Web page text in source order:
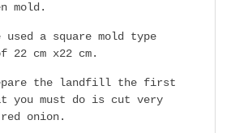
mold.
used a square mold type
cm x22 cm.
the landfill the first
you must do is cut very
onion.